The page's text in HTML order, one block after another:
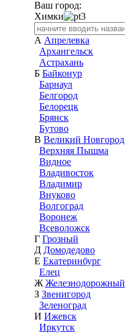
Ваш город:
Химки
А Апрелевка
Архангельск
Астрахань
Б Байконур
Барнаул
Белгород
Белорецк
Брянск
Бутово
В Великий Новгород
Верхняя Пышма
Видное
Владивосток
Владимир
Внуково
Волгоград
Воронеж
Всеволожск
Г Грозный
Д Домодедово
Е Екатеринбург
Елец
Ж Железнодорожный
З Звенигород
Зеленоград
И Ижевск
Иркутск